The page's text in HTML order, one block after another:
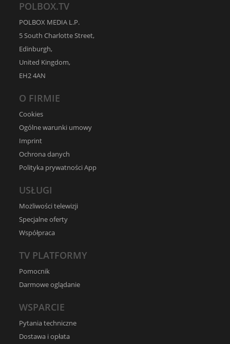
POLBOX.TV
POLBOX MEDIA L.P.
5 South Charlotte Street,
Edinburgh,
United Kingdom,
EH2 4AN
O FIRMIE
Cookies
Ogólne warunki umowy
Imprint
Ochrona danych
Polityka prywatności App
USŁUGI
Możliwości telewizji
Specjalne oferty
Współpraca
TV PLATFORMY
Pomocnik
Darmowe oglądanie
WSPARCIE
Pytania techniczne
Dostawa i opłata